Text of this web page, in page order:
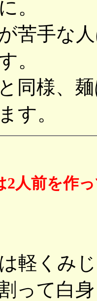
。
苦手な
。
と同様、
す。
2人前を作
軽くみ
って白